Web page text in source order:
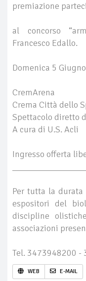
premiazione
al concorso
Francesco Edallo.
Domenica 5
CremArena
Crema Città dello
Spettacolo diretto
A cura di U.S. Acli
Ingresso offerta
Per tutta la durata
espositori del
discipline
associazioni
Tel. 3473948200 -
WEB E-MAIL